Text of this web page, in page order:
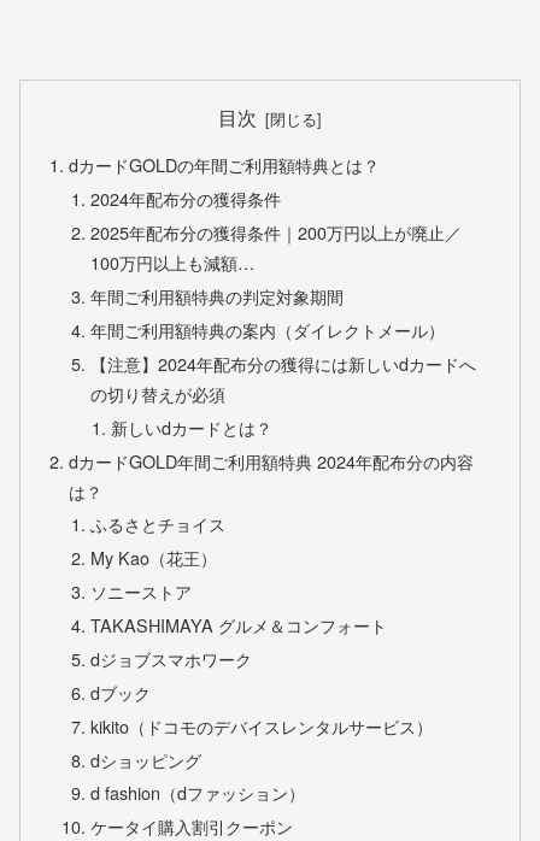
目次
dカードGOLDの年間ご利用額特典とは？
2024年配布分の獲得条件
2025年配布分の獲得条件｜200万円以上が廃止／
100万円以上も減額…
年間ご利用額特典の判定対象期間
年間ご利用額特典の案内（ダイレクトメール）
【注意】2024年配布分の獲得には新しいdカードへ
の切り替えが必須
新しいdカードとは？
dカードGOLD年間ご利用額特典 2024年配布分の内容
は？
ふるさとチョイス
My Kao（花王）
ソニーストア
TAKASHIMAYA グルメ＆コンフォート
dジョブスマホワーク
dブック
kikito（ドコモのデバイスレンタルサービス）
dショッピング
d fashion（dファッション）
ケータイ購入割引クーポン